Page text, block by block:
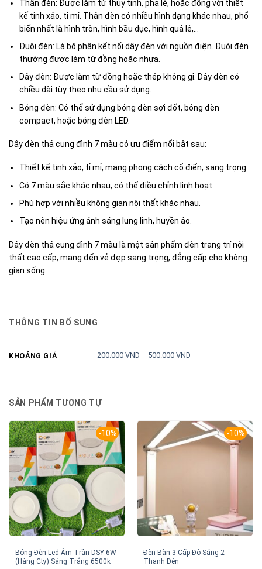
Thân đèn: Được làm từ thủy tinh, pha lê, hoặc đồng với thiết
kế tinh xảo, tỉ mỉ. Thân đèn có nhiều hình dạng khác nhau, phổ
biến nhất là hình tròn, hình bầu dục, hình quả lê,…
Đuôi đèn: Là bộ phận kết nối dây đèn với nguồn điện. Đuôi đèn
thường được làm từ đồng hoặc nhựa.
Dây đèn: Được làm từ đồng hoặc thép không gỉ. Dây đèn có
chiều dài tùy theo nhu cầu sử dụng.
Bóng đèn: Có thể sử dụng bóng đèn sợi đốt, bóng đèn
compact, hoặc bóng đèn LED.
Dây đèn thả cung đình 7 màu có ưu điểm nổi bật sau:
Thiết kế tinh xảo, tỉ mỉ, mang phong cách cổ điển, sang trọng.
Có 7 màu sắc khác nhau, có thể điều chỉnh linh hoạt.
Phù hợp với nhiều không gian nội thất khác nhau.
Tạo nên hiệu ứng ánh sáng lung linh, huyền ảo.
Dây đèn thả cung đình 7 màu là một sản phẩm đèn trang trí nội
thất cao cấp, mang đến vẻ đẹp sang trọng, đẳng cấp cho không
gian sống.
THÔNG TIN BỔ SUNG
KHOẢNG GIÁ 200.000 VNĐ – 500.000 VNĐ
SẢN PHẨM TƯƠNG TỰ
-10%
Bóng Đèn Led Âm Trần DSY 6W
(Hàng Cty) Sáng Trắng 6500k
-10%
Đèn Bàn 3 Cấp Độ Sáng 2
Thanh Đèn